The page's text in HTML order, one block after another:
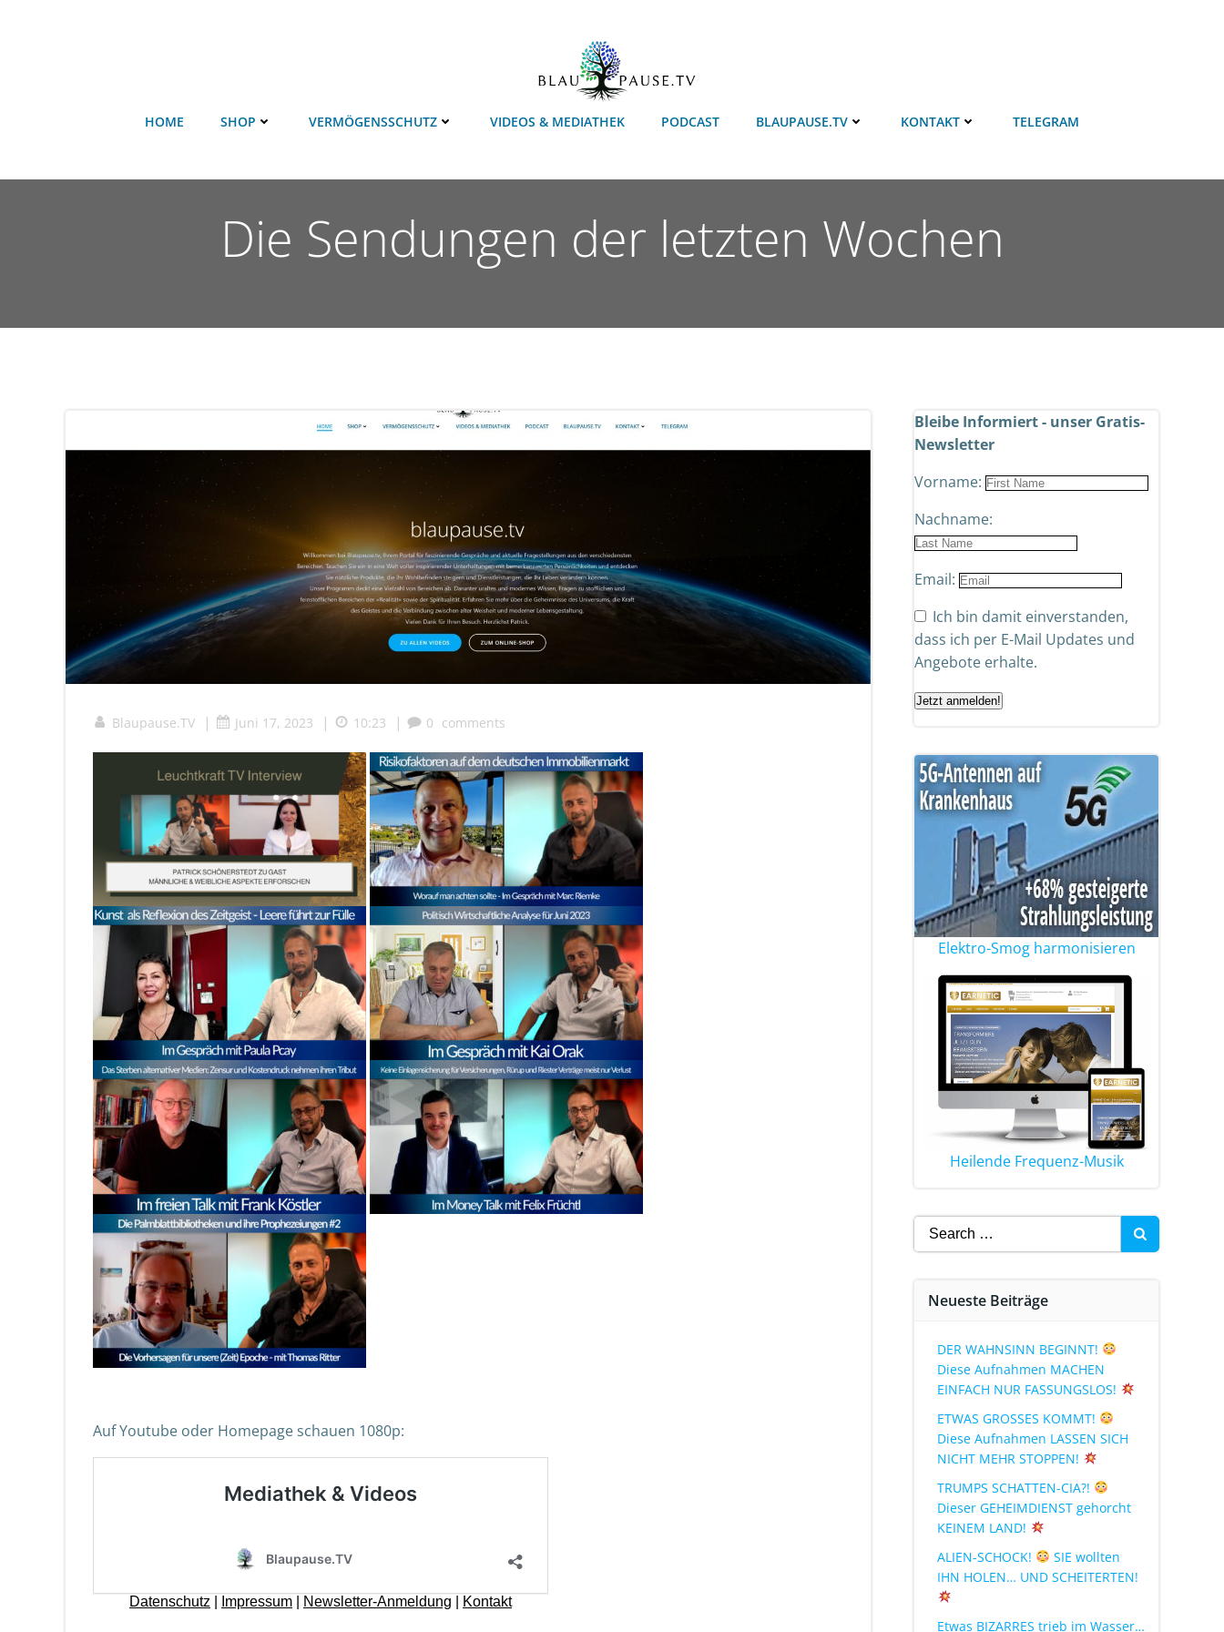
HOME SHOP VERMÖGENSSCHUTZ VIDEOS & MEDIATHEK PODCAST BLAUPAUSE.TV KONTAKT TELEGRAM
Die Sendungen der letzten Wochen
Blaupause.TV | Juni 17, 2023 | 10:23 | 0 comments
Auf Youtube oder Homepage schauen 1080p:
Bleibe Informiert - unser Gratis-
Newsletter
Vorname:
Nachname:
Email:
Ich bin damit einverstanden,
dass ich per E-Mail Updates und
Angebote erhalte.
Jetzt anmelden!
Elektro-Smog harmonisieren
Heilende Frequenz-Musik
Neueste Beiträge
DER WAHNSINN BEGINNT!
Diese Aufnahmen MACHEN
EINFACH NUR FASSUNGSLOS!
ETWAS GROSSES KOMMT!
Diese Aufnahmen LASSEN SICH
NICHT MEHR STOPPEN!
TRUMPS SCHATTEN-CIA?!
Dieser GEHEIMDIENST gehorcht
KEINEM LAND!
ALIEN-SCHOCK!
SIE wollten
IHN HOLEN… UND SCHEITERTEN!
Etwas BIZARRES trieb im Wasser…